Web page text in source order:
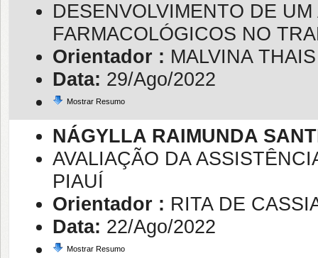
DESENVOLVIMENTO DE
FARMACOLÓGICOS NO
Orientador : MALVINA
Data: 29/Ago/2022
Mostrar Resumo
NÁGYLLA RAIMUNDA
AVALIAÇÃO DA
PIAUÍ
Orientador : RITA DE
Data: 22/Ago/2022
Mostrar Resumo